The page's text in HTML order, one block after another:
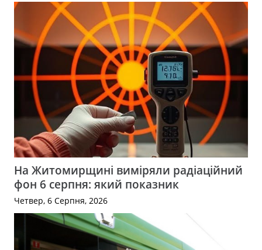
На Житомирщині виміряли радіаційний
фон 6 серпня: який показник
Четвер, 6 Серпня, 2026